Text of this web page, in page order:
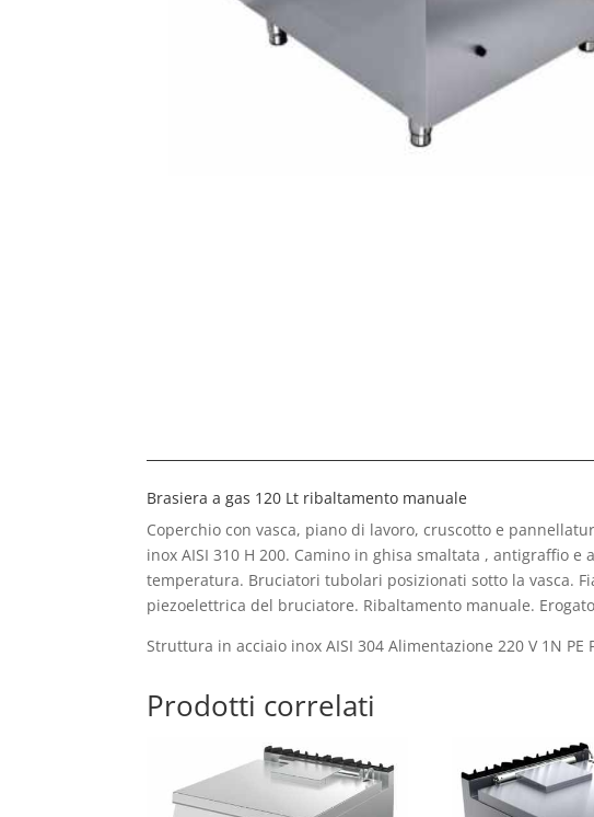
Brasiera a gas 120 Lt ribaltamento manuale
Coperchio con vasca, piano di lavoro, cruscotto e
inox AISI 310 H 200. Camino in ghisa smaltata , antigraffio
temperatura. Bruciatori tubolari posizionati sotto la vasca.
piezoelettrica del bruciatore. Ribaltamento manuale.
Struttura in acciaio inox AISI 304 Alimentazione 220 V 1N
Prodotti correlati